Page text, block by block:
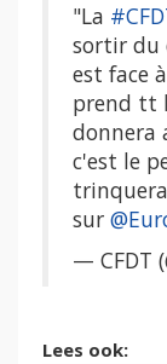
"La
sortir du
est face
prend tt
donnera
c'est le
sur
— CFDT
Lees ook: